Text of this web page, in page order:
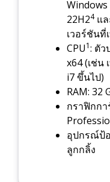
Windows
22H24แล
เวอร์ชันที่
CPU1: ตัว
x64 (เช่น
i7 ขึ้นไป)
RAM: 32
กราฟิกกา
อุปกรณ์ป้
ลูกกลิ้ง